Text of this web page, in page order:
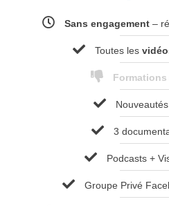
Sans engagement–
Toutes les
3
Podcasts +
Groupe Privé